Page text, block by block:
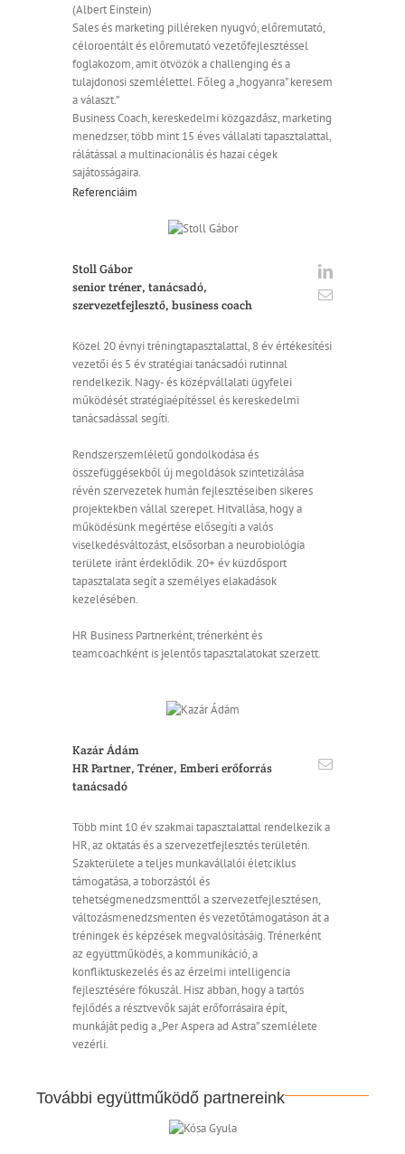
(Albert Einstein)
Sales és marketing pilléreken nyugvó, előremutató,
céloroentált és előremutató vezetőfejlesztéssel
foglakozom, amit ötvözök a challenging és a
tulajdonosi szemlélettel. Főleg a „hogyanra” keresem
a választ.”
Business Coach, kereskedelmi közgazdász, marketing
menedzser, több mint 15 éves vállalati tapasztalattal,
rálátással a multinacionális és hazai cégek
sajátosságaira.
Referenciáim
Stoll Gábor
senior tréner, tanácsadó,
szervezetfejlesztő, business coach
Közel 20 évnyi tréningtapasztalattal, 8 év értékesítési
vezetői és 5 év stratégiai tanácsadói rutinnal
rendelkezik. Nagy- és középvállalati ügyfelei
működését stratégiaépítéssel és kereskedelmi
tanácsadással segíti.
Rendszerszemléletű gondolkodása és
összefüggésekből új megoldások szintetizálása
révén szervezetek humán fejlesztéseiben sikeres
projektekben vállal szerepet. Hitvallása, hogy a
működésünk megértése elősegíti a valós
viselkedésváltozást, elsősorban a neurobiológia
területe iránt érdeklődik. 20+ év küzdősport
tapasztalata segít a személyes elakadások
kezelésében.
HR Business Partnerként, trénerként és
teamcoachként is jelentős tapasztalatokat szerzett.
Kazár Ádám
HR Partner, Tréner, Emberi erőforrás
tanácsadó
Több mint 10 év szakmai tapasztalattal rendelkezik a
HR, az oktatás és a szervezetfejlesztés területén.
Szakterülete a teljes munkavállalói életciklus
támogatása, a toborzástól és
tehetségmenedzsmenttől a szervezetfejlesztésen,
változásmenedzsmenten és vezetőtámogatáson át a
tréningek és képzések megvalósításáig. Trénerként
az együttműködés, a kommunikáció, a
konfliktuskezelés és az érzelmi intelligencia
fejlesztésére fókuszál. Hisz abban, hogy a tartós
fejlődés a résztvevők saját erőforrásaira épít,
munkáját pedig a „Per Aspera ad Astra” szemlélete
vezérli.
További együttműködő partnereink